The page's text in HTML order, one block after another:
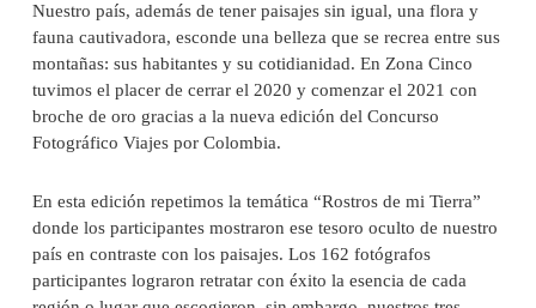
Nuestro país, además de tener paisajes sin igual, una flora y
fauna cautivadora, esconde una belleza que se recrea entre sus
montañas: sus habitantes y su cotidianidad. En Zona Cinco
tuvimos el placer de cerrar el 2020 y comenzar el 2021 con
broche de oro gracias a la nueva edición del Concurso
Fotográfico Viajes por Colombia.
En esta edición repetimos la temática “Rostros de mi Tierra”
donde los participantes mostraron ese tesoro oculto de nuestro
país en contraste con los paisajes. Los 162 fotógrafos
participantes lograron retratar con éxito la esencia de cada